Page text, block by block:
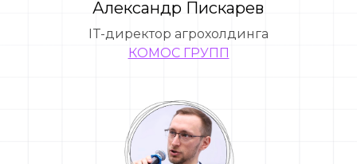
IT-директор агрохолдинга
КОМОС ГРУПП
Александр Пискарев